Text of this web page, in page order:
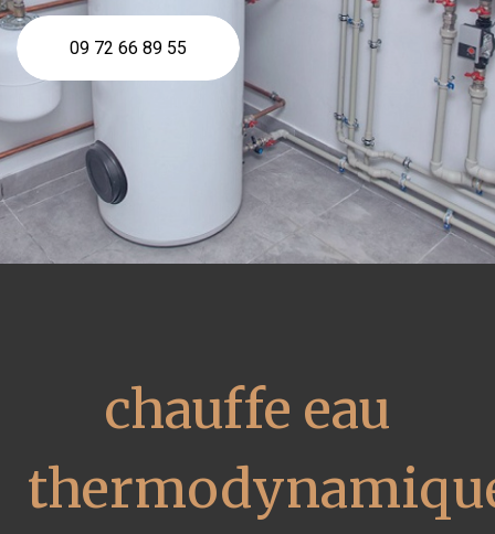
09 72 66 89 55
chauffe eau